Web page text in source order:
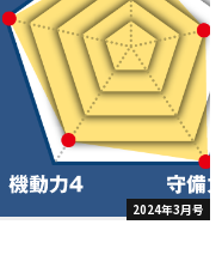
2024年3月号